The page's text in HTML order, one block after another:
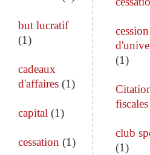
but lucratif
(1)
cadeaux
d'affaires(1)
capital (1)
cessation (1)
cession
(1)
fiscales
club
(1)